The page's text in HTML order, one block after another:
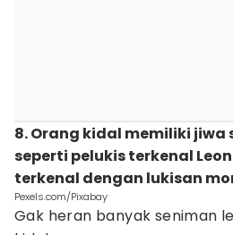
8. Orang kidal memiliki jiwa
seperti pelukis terkenal
terkenal dengan lukisan
Pexels.com/Pixabay
Gak heran banyak seniman